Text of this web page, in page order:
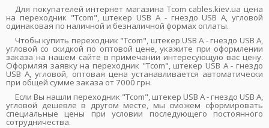
Для покупателей интернет магазина Tcom cables.kiev.ua цена
на переходник "Tcom", штекер USB A - гнездо USB A, угловой
одинаковая по наличной и безналичной формах оплаты.
Чтобы купить переходник "Tcom", штекер USB A - гнездо USB A,
угловой со скидкой по оптовой цене, укажите при оформлении
заказа на нашем сайте в примечании интересующую вас цену.
Оформляя заявку на переходник "Tcom", штекер USB A - гнездо
USB A, угловой, оптовая цена устанавливается автоматически
при общей сумме заказа от 7000 грн.
Если Вы нашли переходник "Tcom", штекер USB A - гнездо USB A,
угловой дешевле в другом месте, мы сможем сформировать
специальные цены при условии последующего постоянного
сотрудничества.